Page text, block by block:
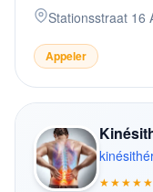
Stationsstraat 16
Appeler
★★★★★